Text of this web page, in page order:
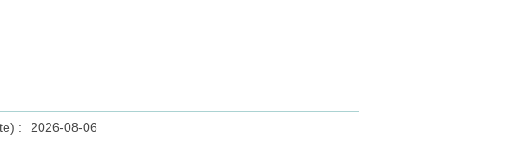
2026-08-06